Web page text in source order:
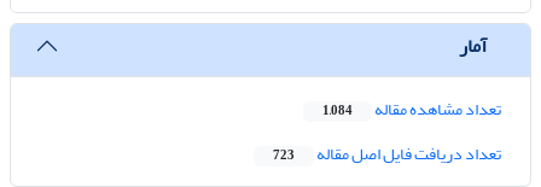
آمار
تعداد مشاهده مقاله 1,084
تعداد دریافت فایل اصل مقاله 723